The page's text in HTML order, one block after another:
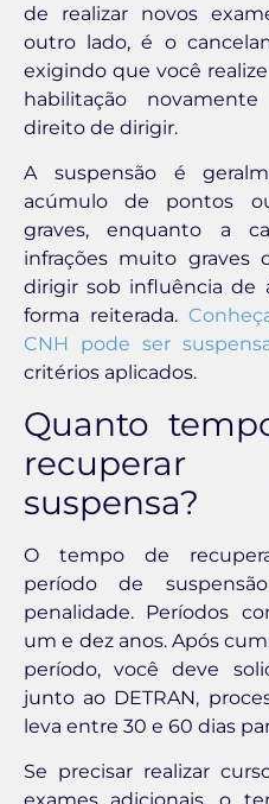
de realizar novos
outro lado, é o
exigindo que você
habilitação
direito de dirigir.
A suspensão é
acúmulo de pontos
graves, enquanto a
infrações muito graves
dirigir sob influência de
forma reiterada.
CNH pode ser
critérios aplicados.
Quanto
suspensa?
O tempo de
período de
penalidade. Períodos
um e dez anos. Após
período, você deve
junto ao DETRAN,
leva entre 30 e 60 dias
Se precisar realizar